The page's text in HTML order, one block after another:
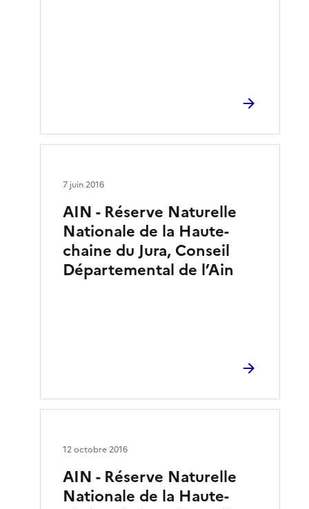
AIN - Réserve Naturelle
Nationale de la Haute-
chaine du Jura, Conseil
Départemental de l’Ain
7 juin 2016
AIN - Réserve Naturelle
Nationale de la Haute-
12 octobre 2016